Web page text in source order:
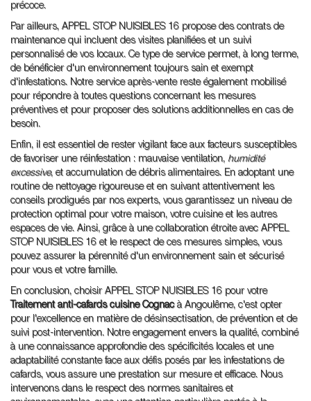
précoce.
Par ailleurs, APPEL STOP NUISIBLES 16 propose des contrats de
maintenance qui incluent des visites planifiées et un suivi
personnalisé de vos locaux. Ce type de service permet, à long terme,
de bénéficier d'un environnement toujours sain et exempt
d'infestations. Notre service après-vente reste également mobilisé
pour répondre à toutes questions concernant les mesures
préventives et pour proposer des solutions additionnelles en cas de
besoin.
Enfin, il est essentiel de rester vigilant face aux facteurs susceptibles
de favoriser une réinfestation : mauvaise ventilation, humidité
excessive, et accumulation de débris alimentaires. En adoptant une
routine de nettoyage rigoureuse et en suivant attentivement les
conseils prodigués par nos experts, vous garantissez un niveau de
protection optimal pour votre maison, votre cuisine et les autres
espaces de vie. Ainsi, grâce à une collaboration étroite avec APPEL
STOP NUISIBLES 16 et le respect de ces mesures simples, vous
pouvez assurer la pérennité d'un environnement sain et sécurisé
pour vous et votre famille.
En conclusion, choisir APPEL STOP NUISIBLES 16 pour votre
Traitement anti-cafards cuisine Cognacà Angoulême, c'est opter
pour l'excellence en matière de désinsectisation, de prévention et de
suivi post-intervention. Notre engagement envers la qualité, combiné
à une connaissance approfondie des spécificités locales et une
adaptabilité constante face aux défis posés par les infestations de
cafards, vous assure une prestation sur mesure et efficace. Nous
intervenons dans le respect des normes sanitaires et